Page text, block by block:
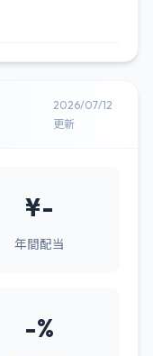
2026/07/12
更新
¥-
年間配当
-%